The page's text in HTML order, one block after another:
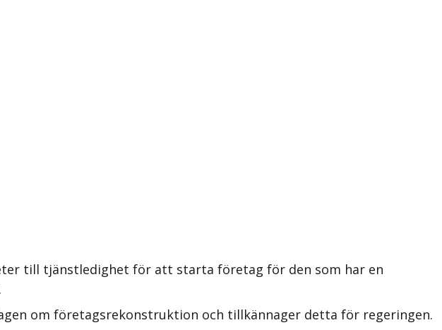
till tjänstledighet för att starta företag för den som har en
om företagsrekonstruktion och tillkännager detta för regeringen.